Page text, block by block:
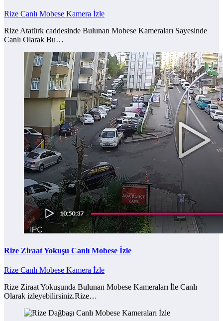
Rize Canlı Mobese Kamera İzle
Rize Atatürk caddesinde Bulunan Mobese Kameraları Sayesinde
Canlı Olarak Bu…
Rize Ziraat Yokuşu Canlı Mobese İzle
Rize Canlı Mobese Kamera İzle
Rize Ziraat Yokuşunda Bulunan Mobese Kameraları İle Canlı
Olarak izleyebilirsiniz.Rize…